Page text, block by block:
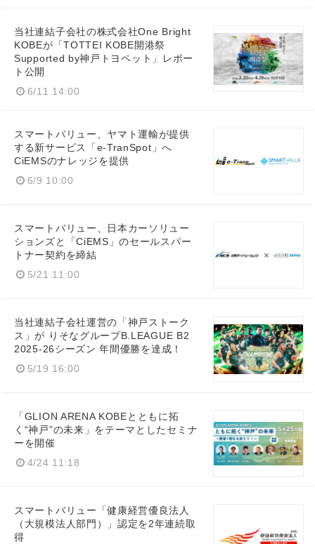
当社連結子会社の株式会社One Bright
KOBEが「TOTTEI KOBE開港祭
Supported by神戸トヨペット」レポー
ト公開
6/11 14:00
スマートバリュー、ヤマト運輸が提供
する新サービス「e-TranSpot」へ
CiEMSのナレッジを提供
6/9 10:00
スマートバリュー、日本カーソリュー
ションズと「CiEMS」のセールスパー
トナー契約を締結
5/21 11:00
当社連結子会社運営の「神戸ストーク
ス」が りそなグループB.LEAGUE B2
2025-26シーズン 年間優勝を達成！
5/19 16:00
「GLION ARENA KOBEとともに拓
く“神戸”の未来」をテーマとしたセミナ
ーを開催
4/24 11:18
スマートバリュー「健康経営優良法人
（大規模法人部門）」認定を2年連続取
得